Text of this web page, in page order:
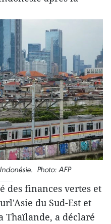
Photo: AFP
des finances vertes et
du Sud-Est et
Thaïlande, a déclaré